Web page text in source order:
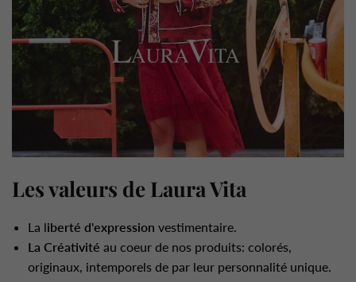
Les valeurs de Laura Vita
La liberté d'expression vestimentaire.
La Créativité au coeur de nos produits: colorés,
originaux, intemporels de par leur personnalité unique.